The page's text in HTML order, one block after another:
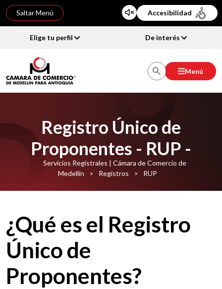
Saltar Menú Accesibilidad
Elige tu perfil De interés
Menú
Registro Único de
Proponentes - RUP -
Servicios Registrales | Cámara de Comercio de
Medellín
> Registros > RUP
¿Qué es el Registro
Único de
Proponentes?